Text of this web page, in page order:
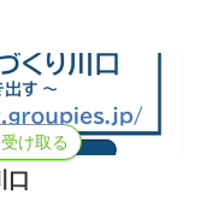
け取る
口